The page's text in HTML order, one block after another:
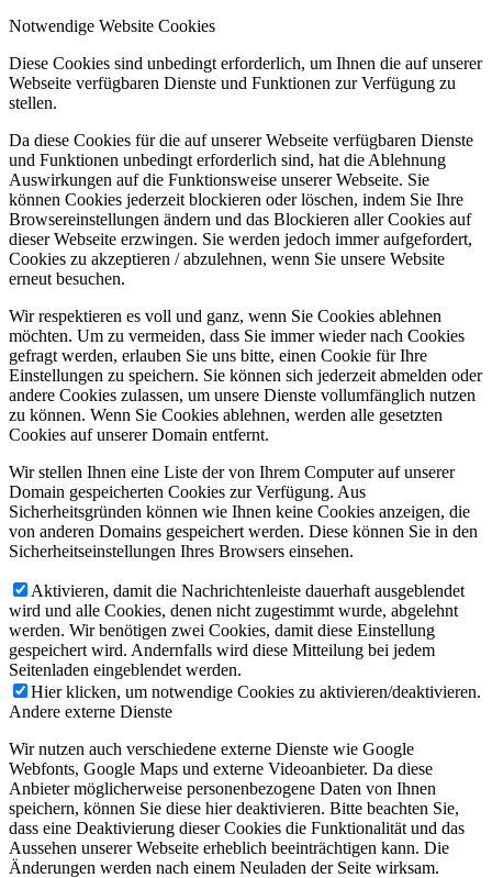
Notwendige Website Cookies
Diese Cookies sind unbedingt erforderlich, um Ihnen die auf unserer
Webseite verfügbaren Dienste und Funktionen zur Verfügung zu
stellen.
Da diese Cookies für die auf unserer Webseite verfügbaren Dienste
und Funktionen unbedingt erforderlich sind, hat die Ablehnung
Auswirkungen auf die Funktionsweise unserer Webseite. Sie
können Cookies jederzeit blockieren oder löschen, indem Sie Ihre
Browsereinstellungen ändern und das Blockieren aller Cookies auf
dieser Webseite erzwingen. Sie werden jedoch immer aufgefordert,
Cookies zu akzeptieren / abzulehnen, wenn Sie unsere Website
erneut besuchen.
Wir respektieren es voll und ganz, wenn Sie Cookies ablehnen
möchten. Um zu vermeiden, dass Sie immer wieder nach Cookies
gefragt werden, erlauben Sie uns bitte, einen Cookie für Ihre
Einstellungen zu speichern. Sie können sich jederzeit abmelden oder
andere Cookies zulassen, um unsere Dienste vollumfänglich nutzen
zu können. Wenn Sie Cookies ablehnen, werden alle gesetzten
Cookies auf unserer Domain entfernt.
Wir stellen Ihnen eine Liste der von Ihrem Computer auf unserer
Domain gespeicherten Cookies zur Verfügung. Aus
Sicherheitsgründen können wie Ihnen keine Cookies anzeigen, die
von anderen Domains gespeichert werden. Diese können Sie in den
Sicherheitseinstellungen Ihres Browsers einsehen.
Aktivieren, damit die Nachrichtenleiste dauerhaft ausgeblendet
wird und alle Cookies, denen nicht zugestimmt wurde, abgelehnt
werden. Wir benötigen zwei Cookies, damit diese Einstellung
gespeichert wird. Andernfalls wird diese Mitteilung bei jedem
Seitenladen eingeblendet werden.
Hier klicken, um notwendige Cookies zu aktivieren/deaktivieren.
Andere externe Dienste
Wir nutzen auch verschiedene externe Dienste wie Google
Webfonts, Google Maps und externe Videoanbieter. Da diese
Anbieter möglicherweise personenbezogene Daten von Ihnen
speichern, können Sie diese hier deaktivieren. Bitte beachten Sie,
dass eine Deaktivierung dieser Cookies die Funktionalität und das
Aussehen unserer Webseite erheblich beeinträchtigen kann. Die
Änderungen werden nach einem Neuladen der Seite wirksam.